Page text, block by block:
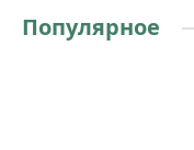
Популярное